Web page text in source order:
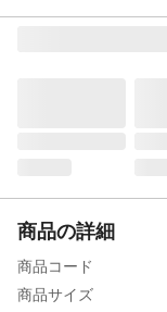
商品の詳細
商品コード
商品サイズ